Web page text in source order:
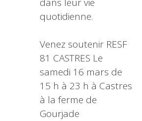
quotidienne.
Venez soutenir RESF
81 CASTRES Le
samedi 16 mars de
15 h à 23 h à Castres
à la ferme de
Gourjade